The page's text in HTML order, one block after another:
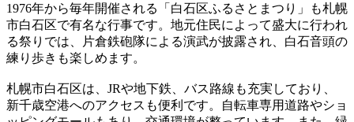
1976年から毎年開催される「白石区ふるさとまつり」も札幌
市白石区で有名な行事です。地元住民によって盛大に行われ
る祭りでは、片倉鉄砲隊による演武が披露され、白石音頭の
練り歩きも楽しめます。
札幌市白石区は、JRや地下鉄、バス路線も充実しており、
新千歳空港へのアクセスも便利です。自転車専用道路やショ